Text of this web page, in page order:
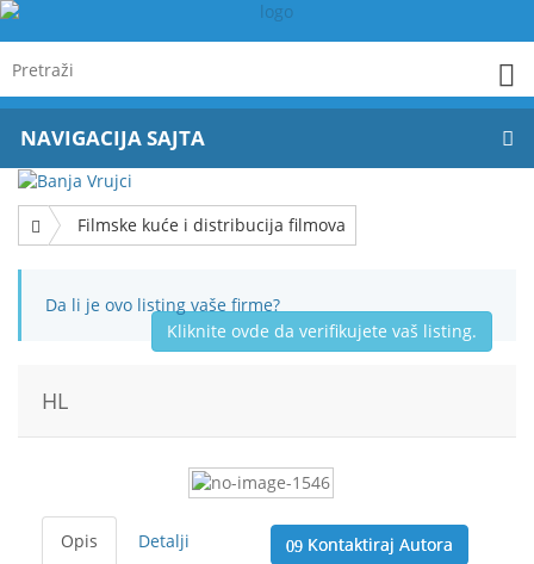
NAVIGACIJA SAJTA
Filmske kuće i distribucija filmova
Da li je ovo listing vaše firme?
Kliknite ovde da verifikujete vaš listing.
HL
Kontaktiraj Autora
Opis Detalji